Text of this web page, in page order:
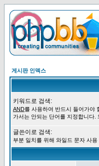
게시판 인덱스
키워드로 검색:
AND를 사용하여 반드시 들어가야
가서는 안되는 단어를 지정합니다.
글쓴이로 검색:
부분 일치를 위해 와일드 문자 사용